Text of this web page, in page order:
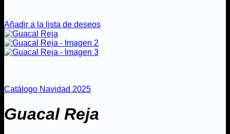
Añadir a la lista de deseos
Catálogo Navidad 2025
Guacal Reja